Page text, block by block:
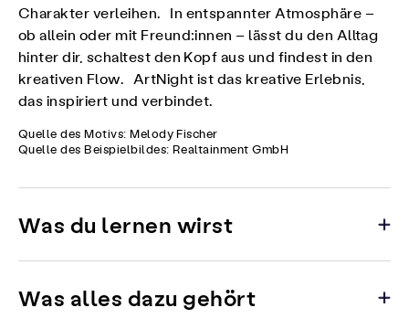
Charakter verleihen. In entspannter Atmosphäre –
ob allein oder mit Freund:innen – lässt du den Alltag
hinter dir, schaltest den Kopf aus und findest in den
kreativen Flow. ArtNight ist das kreative Erlebnis,
das inspiriert und verbindet.
Quelle des Motivs: Melody Fischer
Quelle des Beispielbildes: Realtainment GmbH
Was du lernen wirst
Was alles dazu gehört